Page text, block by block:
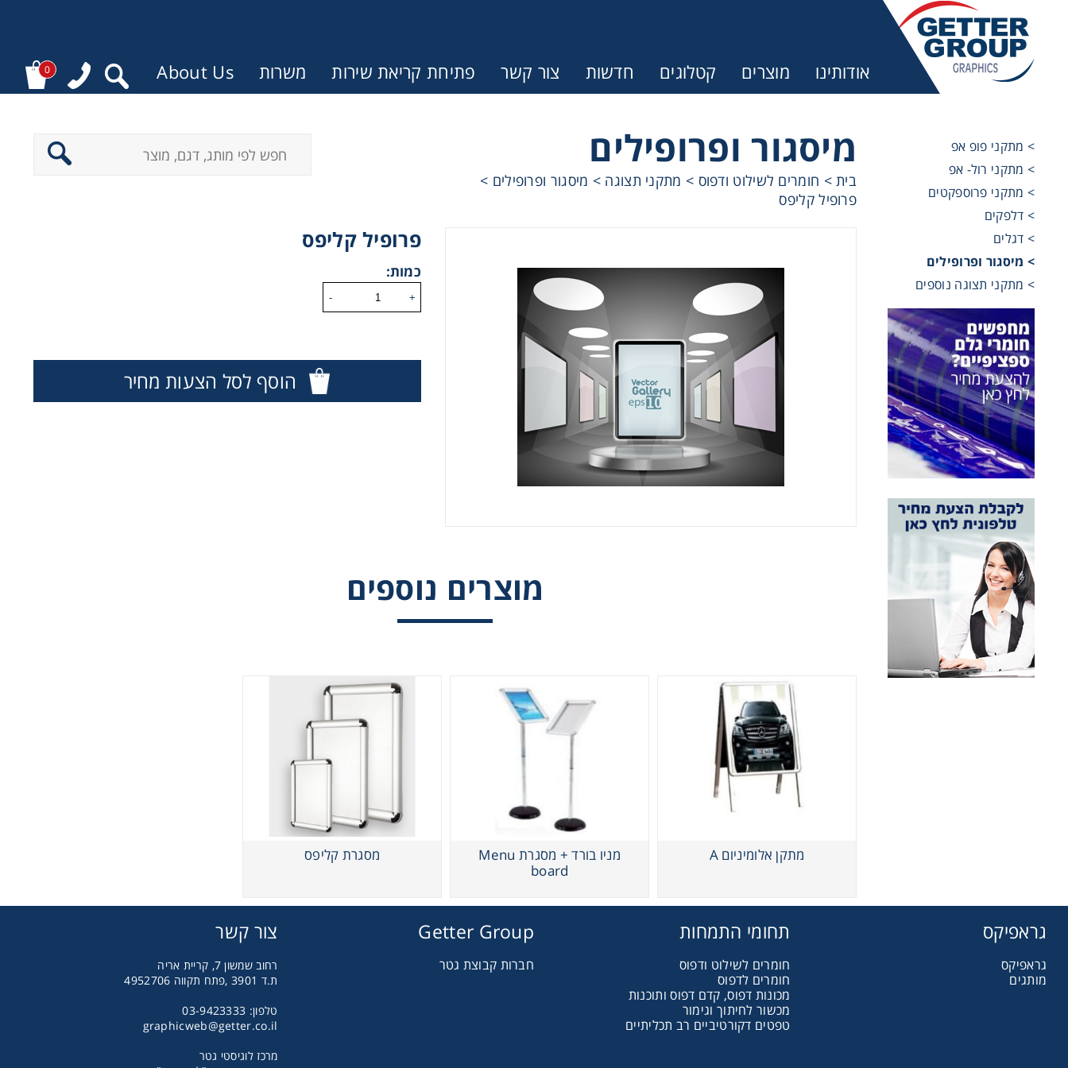
אודותינו מוצרים קטלוגים חדשות צור קשר פתיחת קריאת שירות משרות About Us
0
> מתקני פופ אפ
> מתקני רול- אפ
> מתקני פרוספקטים
> דלפקים
> דגלים
> מיסגור ופרופילים
> מתקני תצוגה נוספים
מיסגור ופרופילים
בית> חומרים לשילוט ודפוס > מתקני תצוגה > מיסגור ופרופילים >
פרופיל קליפס
פרופיל קליפס
כמות:
+
-
הוסף לסל הצעות מחיר
מוצרים נוספים
מתקן אלומיניום A
מניו בורד + מסגרת Menu
board
מסגרת קליפס
גראפיקס
גראפיקס
מותגים
תחומי התמחות
חומרים לשילוט ודפוס
חומרים לדפוס
מכונות דפוס, קדם דפוס ותוכנות
מכשור לחיתוך וגימור
טפטים דקורטיביים רב תכליתיים
Getter Group
חברות קבוצת גטר
צור קשר
רחוב שמשון 7, קריית אריה
ת.ד 3901 ,פתח תקווה 4952706
טלפון: 03-9423333
graphicweb@getter.co.il
מרכז לוגיסטי גטר
מתקן אלומיניום A
אני מאשר קבלת חומרים פרסומים מגטר